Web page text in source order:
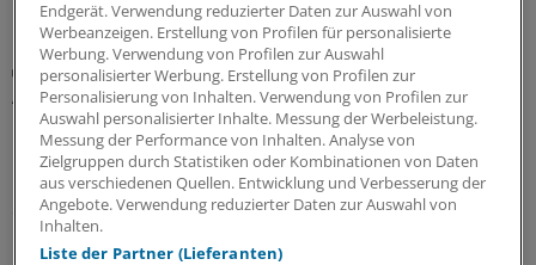
MEHR ZUM THEMA
G-BA / Innovationsfonds
App-basiertes Monitoring hilft Frauen mit
metastasiertem Brustkrebs
Der Innovationsausschuss beim Gemeinsamen
Bundesausschuss empfiehlt das Projekt „PRO B“ für
einen Transfer in die Regelversorgung. Drei
Krankenkassen wollen dies schon vorher anbieten.
Endgerät. Verwendung reduzierter Daten zur Auswahl von
Werbeanzeigen. Erstellung von Profilen für personalisierte
Werbung. Verwendung von Profilen zur Auswahl
personalisierter Werbung. Erstellung von Profilen zur
Personalisierung von Inhalten. Verwendung von Profilen zur
Auswahl personalisierter Inhalte. Messung der Werbeleistung.
Messung der Performance von Inhalten. Analyse von
Zielgruppen durch Statistiken oder Kombinationen von Daten
aus verschiedenen Quellen. Entwicklung und Verbesserung der
Angebote. Verwendung reduzierter Daten zur Auswahl von
Inhalten.
Liste der Partner (Lieferanten)